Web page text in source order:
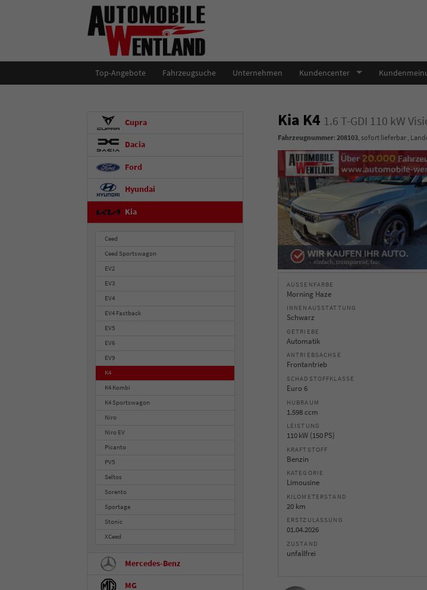
Top-Angebote Fahrzeugsuche Unternehmen Kundencenter
Kia K4 1.6 T-GDI 110 kW
Fahrzeugnummer: 208103, sofort lieferbar,
AUSSENFARBE
Morning Haze
INNENAUSSTATTUNG
Schwarz
GETRIEBE
Automatik
ANTRIEBSACHSE
Frontantrieb
SCHADSTOFFKLASSE
Euro 6
HUBRAUM
1.598 ccm
LEISTUNG
110 kW (150 PS)
KRAFTSTOFF
Benzin
KATEGORIE
Limousine
KILOMETERSTAND
20 km
ERSTZULASSUNG
01.04.2026
ZUSTAND
unfallfrei
Cupra
Dacia
Ford
Hyundai
Kia
Ceed
Ceed Sportswagon
EV2
EV3
EV4
EV4 Fastback
EV5
EV6
EV9
K4
K4 Kombi
K4 Sportswagon
Niro
Niro EV
Picanto
PV5
Seltos
Sorento
Sportage
Stonic
XCeed
Mercedes-Benz
MG